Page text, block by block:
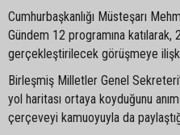
Cumhurbaşkanlığı Müsteşarı
Gündem 12 programına katılarak,
gerçekleştirilecek görüşmeye
Birleşmiş Milletler Genel
yol haritası ortaya koyduğunu
çerçeveyi kamuoyuyla da